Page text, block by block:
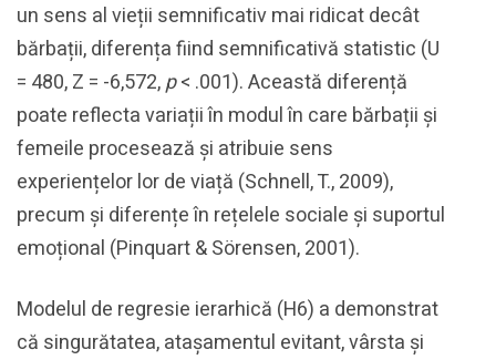
un sens al vieții semnificativ mai ridicat decât
bărbații, diferența fiind semnificativă statistic (U
= 480, Z = -6,572,p< .001). Această diferență
poate reflecta variații în modul în care bărbații și
femeile procesează și atribuie sens
experiențelor lor de viață (Schnell, T., 2009),
precum și diferențe în rețelele sociale și suportul
emoțional (Pinquart & Sörensen, 2001).
Modelul de regresie ierarhică (H6) a demonstrat
că singurătatea, atașamentul evitant, vârsta și